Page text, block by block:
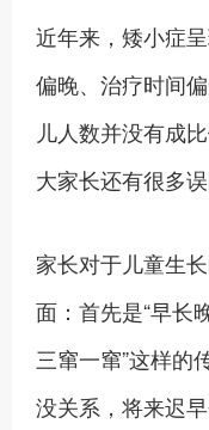
近年来，矮小症
偏晚、治疗时间
儿人数并没有成
大家长还有很多误
家长对于儿童生
面：首先是“早长
三窜一窜”这样的
没关系，将来迟